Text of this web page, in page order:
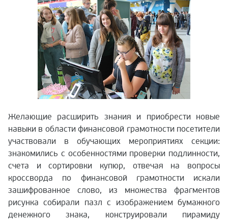
Желающие расширить знания и приобрести новые
навыки в области финансовой грамотности посетители
участвовали в обучающих мероприятиях секции:
знакомились с особенностями проверки подлинности,
счета и сортировки купюр, отвечая на вопросы
кроссворда по финансовой грамотности искали
зашифрованное слово, из множества фрагментов
рисунка собирали пазл с изображением бумажного
денежного знака, конструировали пирамиду